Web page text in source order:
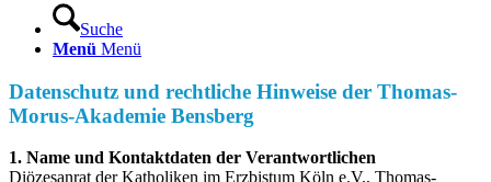
Suche
Menü Menü
Datenschutz und rechtliche Hinweise der Thomas-
Morus-Akademie Bensberg
1. Name und Kontaktdaten der Verantwortlichen
Diözesanrat der Katholiken im Erzbistum Köln e.V., Thomas-